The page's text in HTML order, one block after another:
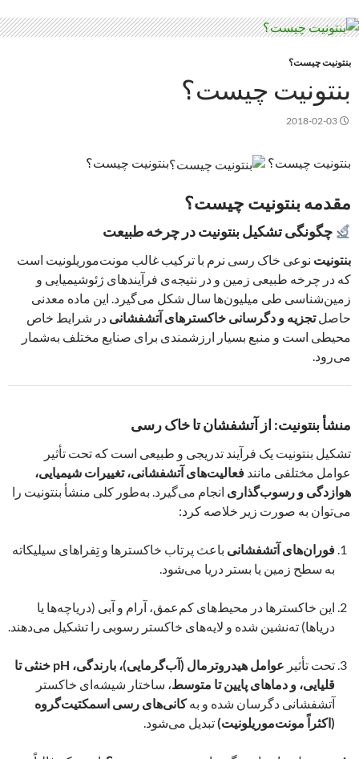
بنتونیت چیست؟
بنتونیت چیست؟
2018-02-03
بنتونیت چیست؟ بنتونیت چیست؟
مقدمه بنتونیت چیست؟
چگونگی تشکیل بنتونیت در چرخه طبیعت
بنتونیت نوعی خاک رسی نرم با ترکیب غالب مونت‌موریلونیت است
که در چرخه طبیعی زمین و در نتیجه‌ی فرآیندهای ژئوشیمیایی و
زمین‌شناسی طی میلیون‌ها سال شکل می‌گیرد. این ماده معدنی
حاصلتجزیه و دگرسانی خاکسترهای آتشفشانی در شرایط خاص
محیطی است و منبع بسیار ارزشمندی برای صنایع مختلف به‌شمار
می‌رود.
منشأ بنتونیت: از آتشفشان تا خاک رسی
تشکیل بنتونیت یک فرآیند تدریجی و طبیعی است که تحت تأثیر
عوامل مختلفی مانند فعالیت‌های آتشفشانی، تغییرات شیمیایی،
هوازدگی و رسوب‌گذاری انجام می‌گیرد. به‌طور کلی منشأ بنتونیت را
می‌توان به صورت زیر خلاصه کرد:
فوران‌های آتشفشانی باعث پرتاب خاکسترها و تِفراهای سیلیکاته
به سطح زمین یا بستر دریا می‌شود.
این خاکسترها در محیط‌های کم‌عمق، آرام و آبی (دریاچه‌ها یا
دریاها) ته‌نشین شده و لایه‌های خاکستر رسوبی را تشکیل می‌دهند.
تحت تأثیر
عوامل هیدروترمال (آب‌گرمایی)، بارندگی، pH خنثی تا
قلیایی، و دماهای پایین تا متوسط، ساختار شیشه‌ای خاکستر
آتشفشانی دگرسان شده و بهکانی‌های رسی اسمکتیت‌گروه
(اکثراً مونت‌موریلونیت)تبدیل می‌شود.